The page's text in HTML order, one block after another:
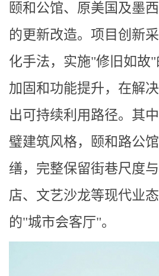
颐和公馆、原美国及墨
的更新改造。项目创新
化手法，实施"修旧如故
加固和功能提升，在解
出可持续利用路径。其
璧建筑风格，颐和路公
缮，完整保留街巷尺度
店、文艺沙龙等现代业
的"城市会客厅"。